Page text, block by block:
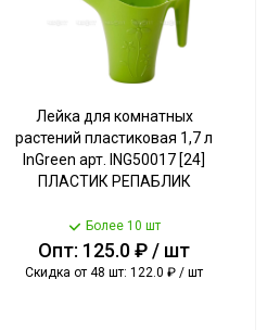
Лейка для комнатных
растений пластиковая 1,7 л
InGreen арт. ING50017 [24]
ПЛАСТИК РЕПАБЛИК
Более 10 шт
Опт: 125.0 ₽ / шт
Скидка от 48 шт: 122.0 ₽ / шт